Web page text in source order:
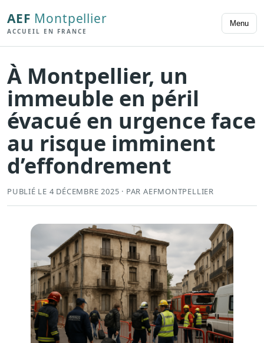
AEF Montpellier
ACCUEIL EN FRANCE
Menu
À Montpellier, un
immeuble en péril
évacué en urgence face
au risque imminent
d’effondrement
PUBLIÉ LE 4 DÉCEMBRE 2025 · PAR AEFMONTPELLIER